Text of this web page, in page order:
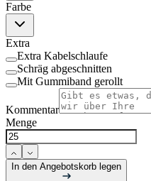
Farbe
Extra
Extra Kabelschlaufe
Schräg abgeschnitten
Mit Gummiband gerollt
Kommentar
Menge
In den Angebotskorb legen